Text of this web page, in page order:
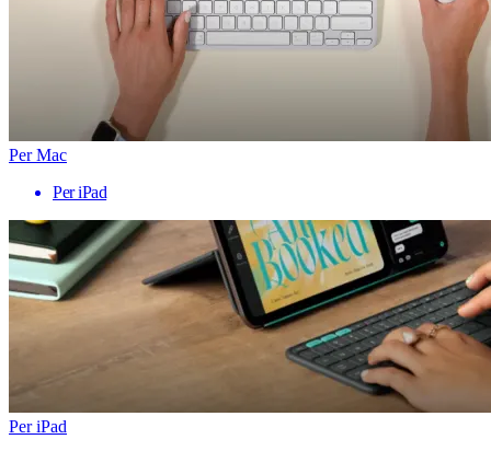
Per Mac
Per iPad
Per iPad